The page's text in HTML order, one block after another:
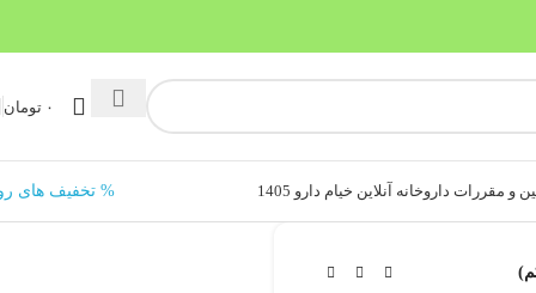
۰ تومان
و مقررات داروخانه آنلاین خیام دارو 1405 % تخفیف های